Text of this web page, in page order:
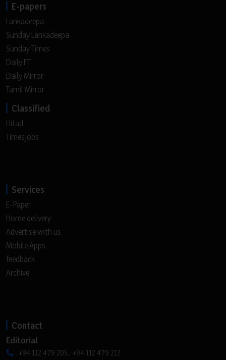
E-papers
Lankadeepa
Sunday Lankadeepa
Sunday Times
Daily FT
Daily Mirror
Tamil Mirror
Classified
Hitad
Timesjobs
Services
E-Paper
Home delivery
Advertise with us
Mobile Apps
feedback
Archive
Contact
Editorial
+94 112 479 205, +94 112 479 212